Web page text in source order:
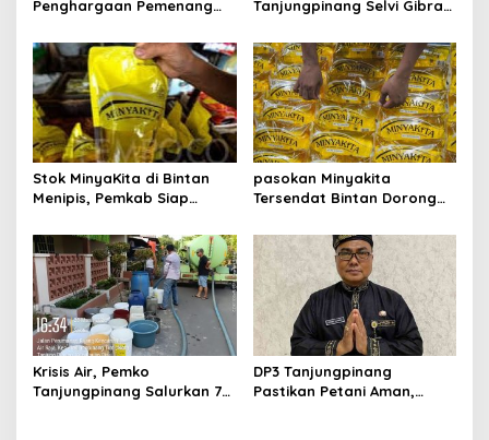
Penghargaan Pemenang
H, Ajak Masyarakat Terus
Hidupkan Syiar Islam
Tanjungpinang Selvi Gibran
Nasional RANA
Stok MinyaKita di Bintan
Menipis, Pemkab Siap
Distributor
pasokan Minyakita
Tersendat Bintan Dorong
distributor
Krisis Air, Pemko
Tanjungpinang Salurkan 75
DP3 Tanjungpinang
Pastikan Petani Aman,